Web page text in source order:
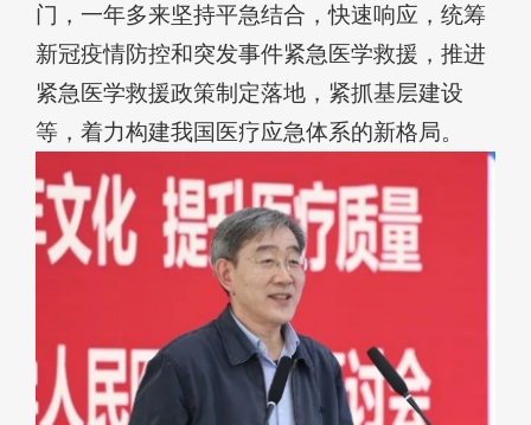
门，一年多来坚持平急结合，快速响应，统筹
新冠疫情防控和突发事件紧急医学救援，推进
紧急医学救援政策制定落地，紧抓基层建设
等，着力构建我国医疗应急体系的新格局。